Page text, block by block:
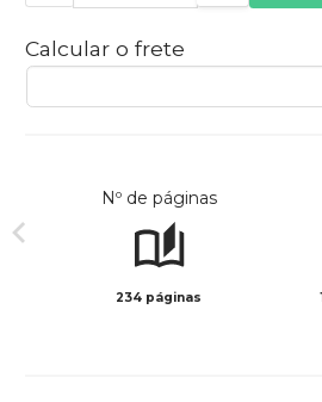
Calcular o frete
Nº de páginas
234 páginas